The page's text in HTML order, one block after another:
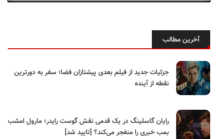
آخرین مطالب
جزئیات جدید از فیلم بعدی پیشتازان فضا؛ سفر به دورترین
نقطه از آینده
رایان گاسلینگ در یک قدمی نقش گوست رایدر؛ مارول امشب
بمب خبری را منفجر می‌کند؟ [تایید شد]